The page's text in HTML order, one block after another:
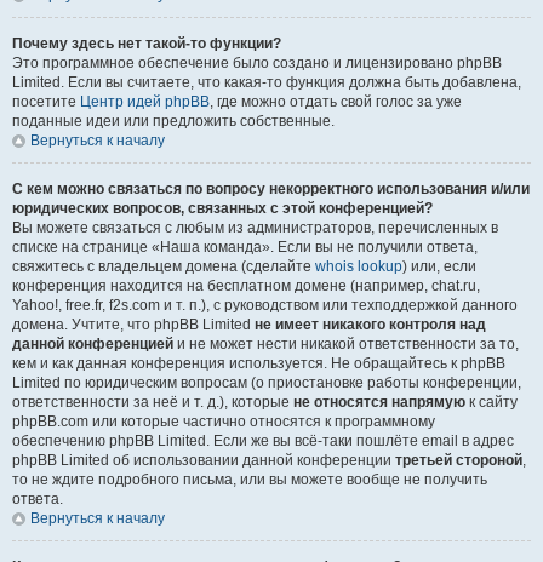
Почему здесь нет такой-то функции?
Это программное обеспечение было создано и лицензировано phpBB
Limited. Если вы считаете, что какая-то функция должна быть добавлена,
посетите Центр идей phpBB, где можно отдать свой голос за уже
поданные идеи или предложить собственные.
Вернуться к началу
С кем можно связаться по вопросу некорректного использования и/или
юридических вопросов, связанных с этой конференцией?
Вы можете связаться с любым из администраторов, перечисленных в
списке на странице «Наша команда». Если вы не получили ответа,
свяжитесь с владельцем домена (сделайте whois lookup) или, если
конференция находится на бесплатном домене (например, chat.ru,
Yahoo!, free.fr, f2s.com и т. п.), с руководством или техподдержкой данного
домена. Учтите, что phpBB Limited не имеет никакого контроля над
данной конференцией и не может нести никакой ответственности за то,
кем и как данная конференция используется. Не обращайтесь к phpBB
Limited по юридическим вопросам (о приостановке работы конференции,
ответственности за неё и т. д.), которые не относятся напрямую к сайту
phpBB.com или которые частично относятся к программному
обеспечению phpBB Limited. Если же вы всё-таки пошлёте email в адрес
phpBB Limited об использовании данной конференции третьей стороной,
то не ждите подробного письма, или вы можете вообще не получить
ответа.
Вернуться к началу